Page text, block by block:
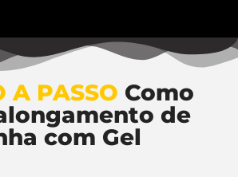
A PASSO Como
de
com Gel